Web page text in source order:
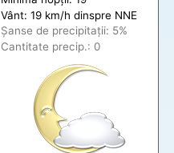
Vânt: 19 km/h dinspre NNE
Șanse de precipitații: 5%
Cantitate precip.: 0